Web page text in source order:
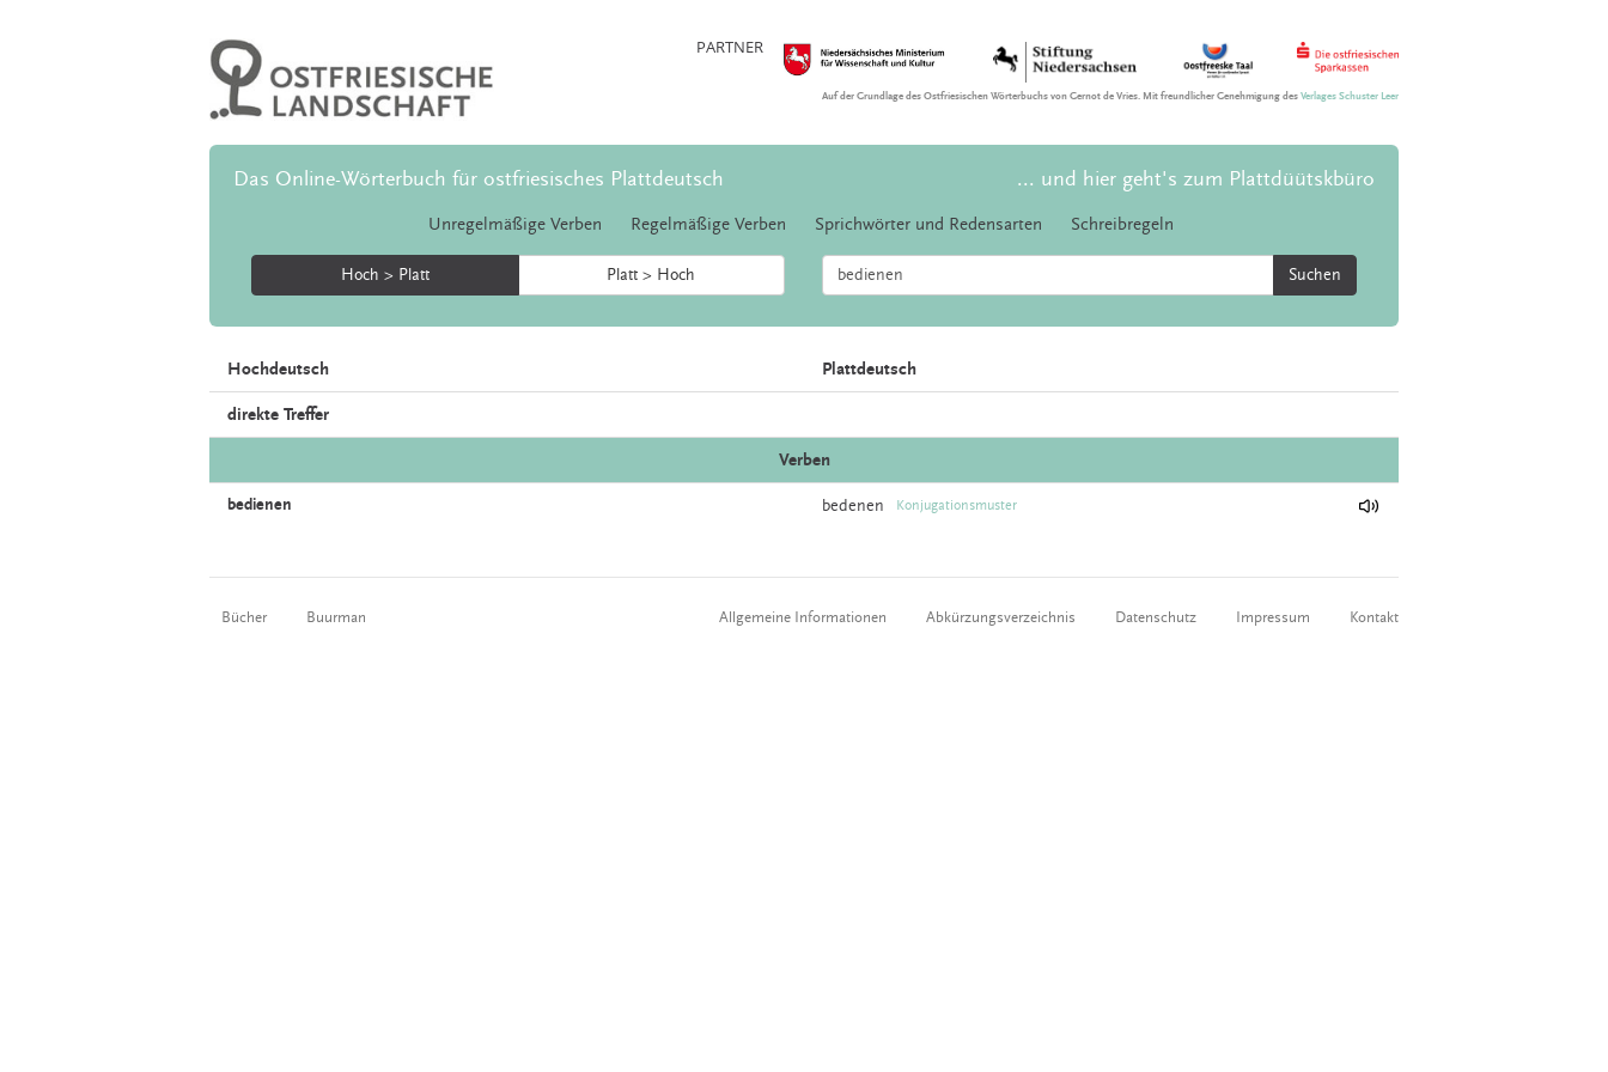
PARTNER
Auf der Grundlage des Ostfriesischen Wörterbuchs von Gernot de Vries. Mit freundlicher Genehmigung desVerlages Schuster Leer
Das Online-Wörterbuch für ostfriesisches Plattdeutsch ... und hier geht's zum Plattdüütskbüro
Unregelmäßige Verben Regelmäßige Verben Sprichwörter und Redensarten Schreibregeln
Hoch > Platt Platt > Hoch Suchen
Hochdeutsch Plattdeutsch
direkte Treffer
Verben
bedienen bedenen Konjugationsmuster
Bücher Buurman Allgemeine Informationen Abkürzungsverzeichnis Datenschutz Impressum Kontakt